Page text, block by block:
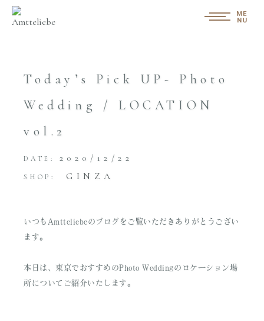
Today’s Pick UP- Photo
Wedding / LOCATION
vol.2
DATE: 2020/12/22
SHOP: GINZA
いつもAmtteliebeのブログをご覧いただきありがとうござい
ます。
本日は、東京でおすすめのPhoto Weddingのロケーション場
所についてご紹介いたします。